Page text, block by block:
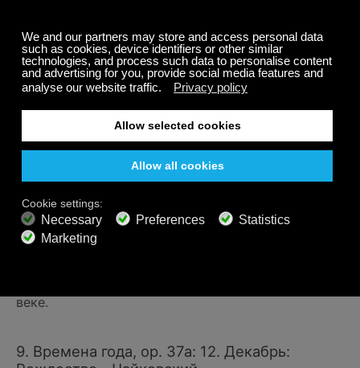
дуэта Nò, di voi non vo ’fidarmi, которую Гендель
написал несколькими месяцами ранее.
Исполняют: Натаниэль Розен, Александр
Мердок
Несмотря на то, что точное авторство часто
оспаривается, композиция «Придите, все
верные» стала одним из самых известных
рождественских гимнов во всем мире. Текст был
веке.
9. Времена года, ор. 37а: 12. Декабрь: